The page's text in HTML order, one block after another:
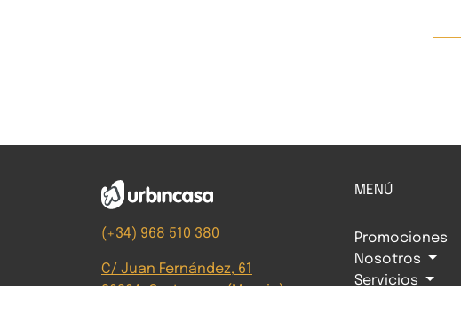
(+34) 968 510 380
C/ Juan Fernández, 61
30204, Cartagena (Murcia)
MENÚ
Promociones
Nosotros
Servicios